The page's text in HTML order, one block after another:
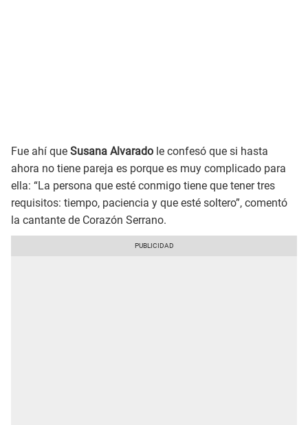
Fue ahí que Susana Alvarado le confesó que si hasta
ahora no tiene pareja es porque es muy complicado para
ella: “La persona que esté conmigo tiene que tener tres
requisitos: tiempo, paciencia y que esté soltero”, comentó
la cantante de Corazón Serrano.